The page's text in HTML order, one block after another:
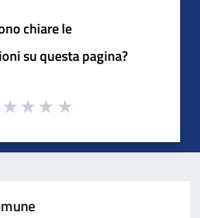
chiare le
su questa pagina?